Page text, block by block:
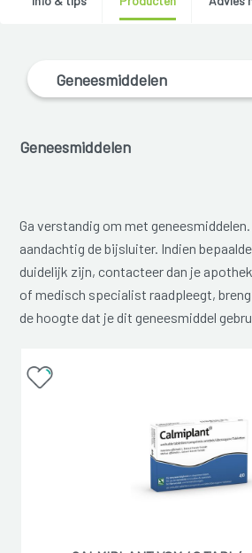
Geneesmiddelen
Geneesmiddelen
Ga verstandig om met
aandachtig de bijsluiter. Indien
duidelijk zijn, contacteer dan je
of medisch specialist raadpleegt,
de hoogte dat je dit geneesmiddel